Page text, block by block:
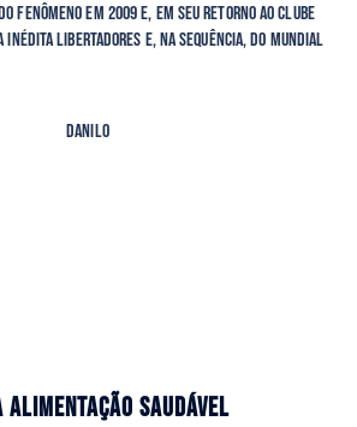
Fenômeno em 2009 e, em seu retorno ao clube
inédita Libertadores e, na sequência, do Mundial
Danilo
SAUDÁVEL